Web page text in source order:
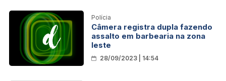
Polícia
Câmera registra dupla fazendo
assalto em barbearia na zona
leste
28/09/2023 | 14:54